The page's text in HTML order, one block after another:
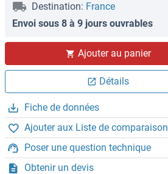
Destination: France
Envoi sous 8 à 9 jours ouvrables
Ajouter au panier
Détails
Fiche de données
Ajouter aux Liste de comparaison
Poser une question technique
Obtenir un devis